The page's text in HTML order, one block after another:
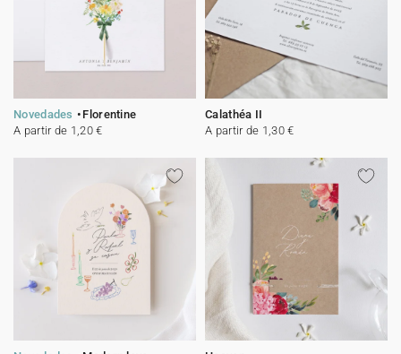
Novedades
Florentine
A partir de 1,20 €
Calathéa II
A partir de 1,30 €